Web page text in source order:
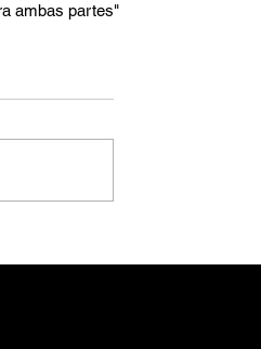
ambas partes"